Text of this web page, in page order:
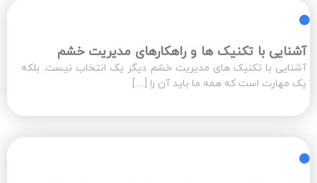
آشنایی با تکنیک ها و راهکارهای مدیریت خشم
آشنایی با تکنیک های مدیریت خشم دیگر یک انتخاب نیست. بلکه
یک مهارت است که همه ما باید آن را […]